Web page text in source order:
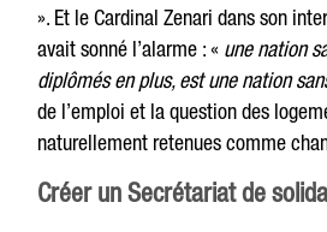
». Et le Cardinal Zenari dans son
avait sonné l’alarme : « une nation
diplômés en plus, est une nation
de l’emploi et la question des
naturellement retenues comme
Créer un Secrétariat de